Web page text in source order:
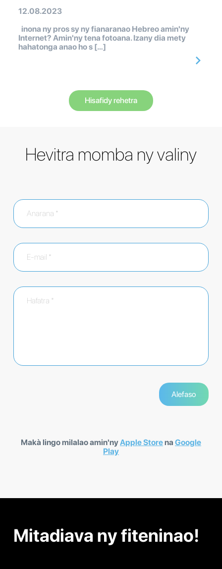
12.08.2023
inona ny pros sy ny fianaranao Hebreo amin'ny
Internet? Amin'ny tena fotoana. Izany dia mety
hahatonga anao ho s […]
Hisafidy rehetra
Hevitra momba ny valiny
Makà lingo milalao amin'nyApple Storena Google
Play
Mitadiava ny fiteninao!